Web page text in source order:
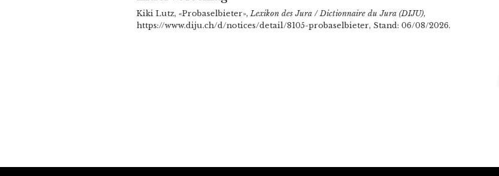
Kiki Lutz, «Probaselbieter», Lexikon des Jura / Dictionnaire du Jura (DIJU),
https://www.diju.ch/d/notices/detail/8105-probaselbieter, Stand: 06/08/2026.